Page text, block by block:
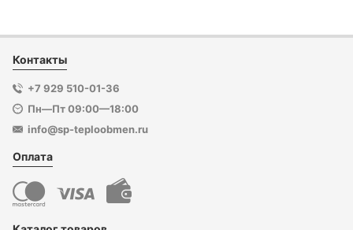
Контакты
+7 929 510-01-36
Пн—Пт 09:00—18:00
info@sp-teploobmen.ru
Оплата